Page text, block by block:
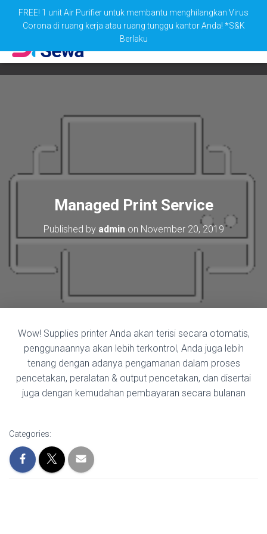
FREE! 1 unit Air Purifier untuk membantu menghilangkan Virus
Corona di ruang kerja atau ruang tunggu kantor Anda! *S&K
Berlaku
Managed Print Service
Published by adminon November 20, 2019
Wow! Supplies printer Anda akan terisi secara otomatis,
penggunaannya akan lebih terkontrol, Anda juga lebih
tenang dengan adanya pengamanan dalam proses
pencetakan, peralatan & output pencetakan, dan disertai
juga dengan kemudahan pembayaran secara bulanan
Categories: